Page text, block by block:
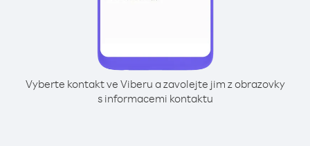
Vyberte kontakt ve Viberu a zavolejte jim z obrazovky
s informacemi kontaktu